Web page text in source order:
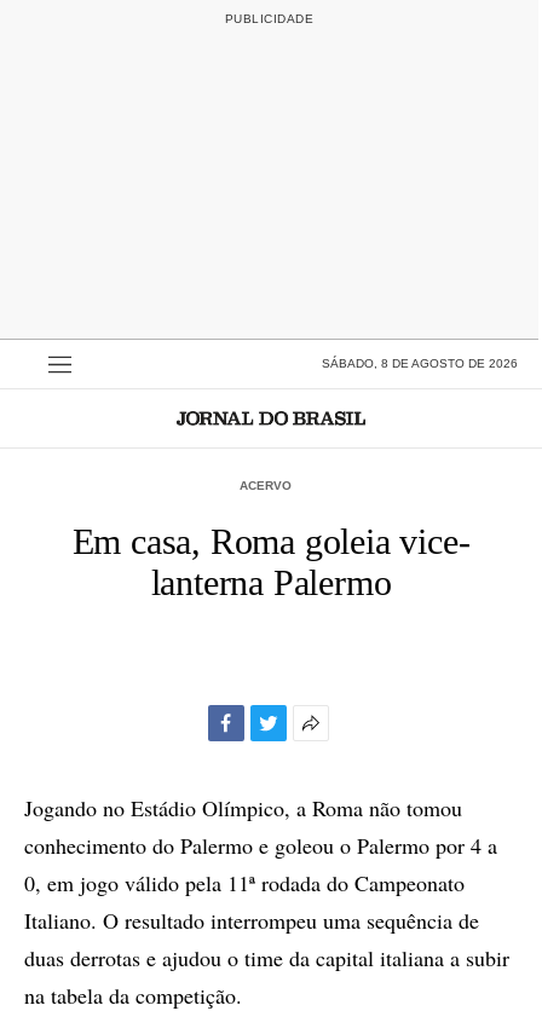
SÁBADO, 8 DE AGOSTO DE 2026
ACERVO
Em casa, Roma goleia vice-
lanterna Palermo
compartilhamento
Jogando no Estádio Olímpico, a Roma não tomou
conhecimento do Palermo e goleou o Palermo por 4 a
0, em jogo válido pela 11ª rodada do Campeonato
Italiano. O resultado interrompeu uma sequência de
duas derrotas e ajudou o time da capital italiana a subir
na tabela da competição.